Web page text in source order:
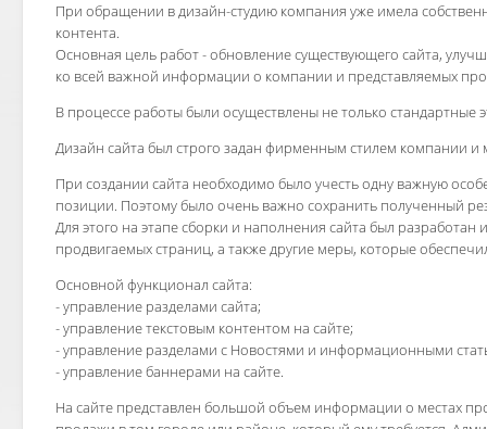
При обращении в дизайн-студию компания уже имела
контента.
Основная цель работ - обновление существующего сайта,
ко всей важной информации о компании и представляемых
В процессе работы были осуществлены не только стандартные
Дизайн сайта был строго задан фирменным стилем компании и
При создании сайта необходимо было учесть одну важную
позиции. Поэтому было очень важно сохранить полученный
Для этого на этапе сборки и наполнения сайта был
продвигаемых страниц, а также другие меры, которые
Основной функционал сайта:
- управление разделами сайта;
- управление текстовым контентом на сайте;
- управление разделами с Новостями и информационными
- управление баннерами на сайте.
На сайте представлен большой объем информации о местах